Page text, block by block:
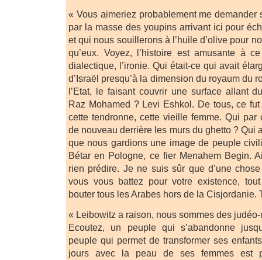
« Vous aimeriez probablement me demander
par la masse des youpins arrivant ici pour
et qui nous souillerons à l’huile d’olive pour
qu’eux. Voyez, l’histoire est amusante à
dialectique, l’ironie. Qui était-ce qui avait
d’Israël presqu’à la dimension du royaum du
l’Etat, le faisant couvrir une surface allant
Raz Mohamed ? Levi Eshkol. De tous, ce
cette tendronne, cette vieille femme. Qui par
de nouveau derrière les murs du ghetto ? Qui
que nous gardions une image de peuple
Bétar en Pologne, ce fier Menahem Begin.
rien prédire. Je ne suis sûr que d’une
vous vous battez pour votre existence,
bouter tous les Arabes hors de la Cisjordanie.
« Leibowitz a raison, nous sommes des
Ecoutez, un peuple qui s’abandonne
peuple qui permet de transformer ses
jours avec la peau de ses femmes est